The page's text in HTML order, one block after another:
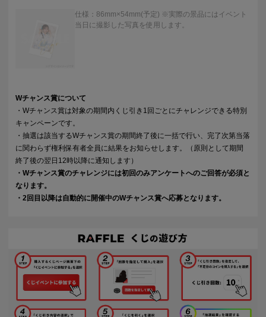
仕様：86mm×54mm(予定) ※実際の景品にはイベント
当日に撮影した写真を使用します。
Wチャンス賞について
・Wチャンス賞は対象の期間内くじ引き1回ごとにチャレンジできる特別
キャンペーンです。
・抽選は該当するWチャンス賞の期間終了後に一括で行い、完了次第当落
に関わらず権利保有者全員に結果をお知らせします。（原則として期間
終了後の翌日12時以降に通知します）
・Wチャンス賞のチャレンジには初回のみアンケートへのご回答が必須と
なります。
・2回目以降は自動的に開催中のWチャンス賞へ応募となります。